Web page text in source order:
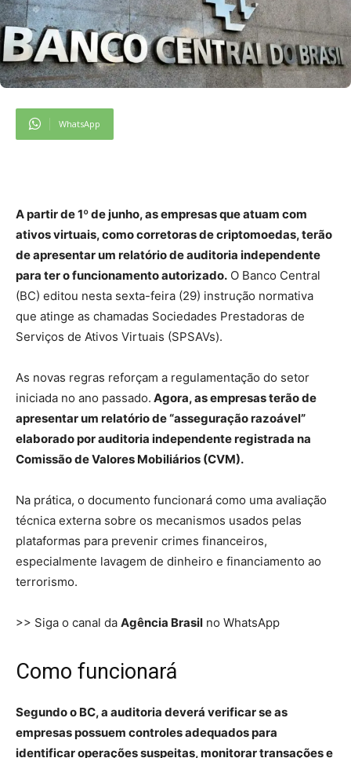
WhatsApp
A partir de 1º de junho, as empresas que atuam com
ativos virtuais, como corretoras de criptomoedas, terão
de apresentar um relatório de auditoria independente
para ter o funcionamento autorizado. O Banco Central
(BC) editou nesta sexta-feira (29) instrução normativa
que atinge as chamadas Sociedades Prestadoras de
Serviços de Ativos Virtuais (SPSAVs).
As novas regras reforçam a regulamentação do setor
iniciada no ano passado. Agora, as empresas terão de
apresentar um relatório de “asseguração razoável”
elaborado por auditoria independente registrada na
Comissão de Valores Mobiliários (CVM).
Na prática, o documento funcionará como uma avaliação
técnica externa sobre os mecanismos usados pelas
plataformas para prevenir crimes financeiros,
especialmente lavagem de dinheiro e financiamento ao
terrorismo.
>> Siga o canal da Agência Brasil no WhatsApp
Como funcionará
Segundo o BC, a auditoria deverá verificar se as
empresas possuem controles adequados para
identificar operações suspeitas, monitorar transações e